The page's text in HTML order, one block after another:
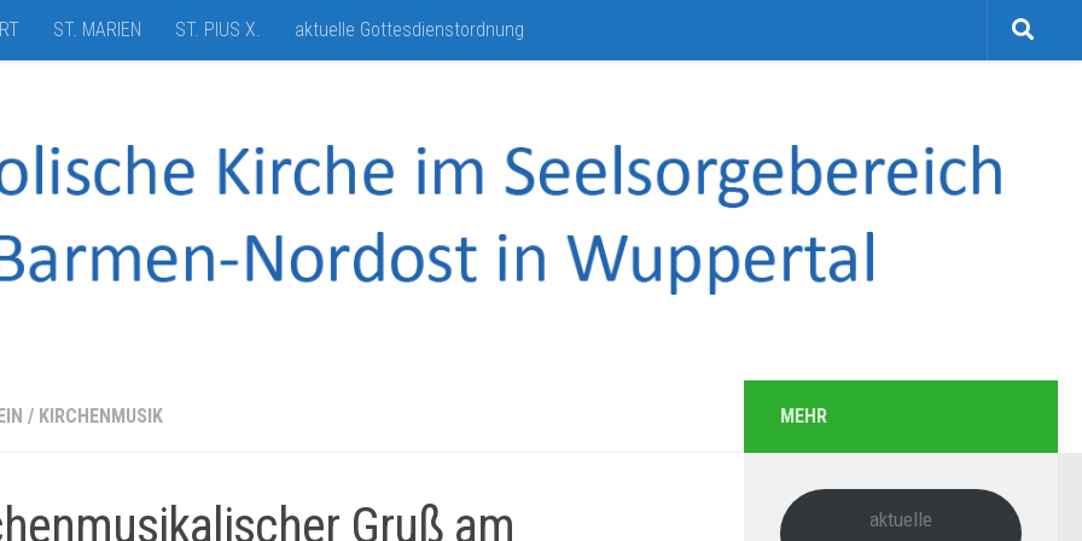
ST. MARIEN ST. PIUS X. aktuelle Gottesdienstordnung
/ KIRCHENMUSIK
Gruß am
MEHR
aktuelle